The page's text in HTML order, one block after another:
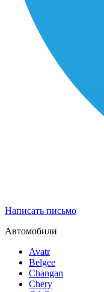
Написать письмо
Автомобили
Avatr
Belgee
Changan
Chery